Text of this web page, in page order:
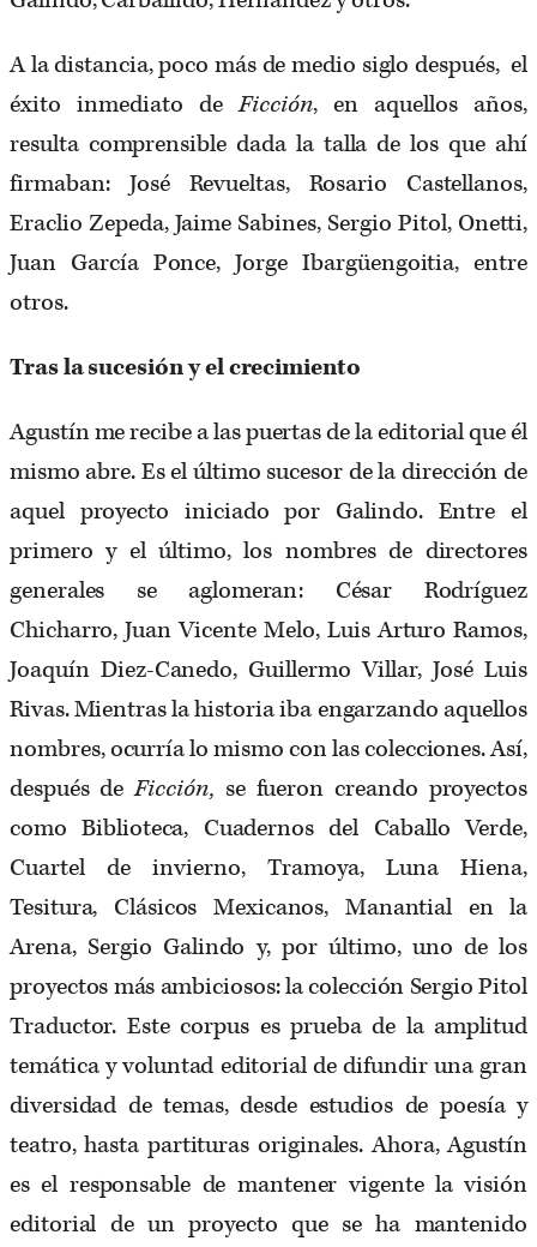
A la distancia, poco más de medio siglo después, el
éxito inmediato deFicción, en aquellos años,
resulta comprensible dada la talla de los que ahí
firmaban: José Revueltas, Rosario Castellanos,
Eraclio Zepeda, Jaime Sabines, Sergio Pitol, Onetti,
Juan García Ponce, Jorge Ibargüengoitia, entre
otros.
Tras la sucesión y el crecimiento
Agustín me recibe a las puertas de la editorial que él
mismo abre. Es el último sucesor de la dirección de
aquel proyecto iniciado por Galindo. Entre el
primero y el último, los nombres de directores
generales se aglomeran: César Rodríguez
Chicharro, Juan Vicente Melo, Luis Arturo Ramos,
Joaquín Diez-Canedo, Guillermo Villar, José Luis
Rivas. Mientras la historia iba engarzando aquellos
nombres, ocurría lo mismo con las colecciones. Así,
después deFicción, se fueron creando proyectos
como Biblioteca, Cuadernos del Caballo Verde,
Cuartel de invierno, Tramoya, Luna Hiena,
Tesitura, Clásicos Mexicanos, Manantial en la
Arena, Sergio Galindo y, por último, uno de los
proyectos más ambiciosos: la colección Sergio Pitol
Traductor. Este corpus es prueba de la amplitud
temática y voluntad editorial de difundir una gran
diversidad de temas, desde estudios de poesía y
teatro, hasta partituras originales. Ahora, Agustín
es el responsable de mantener vigente la visión
editorial de un proyecto que se ha mantenido